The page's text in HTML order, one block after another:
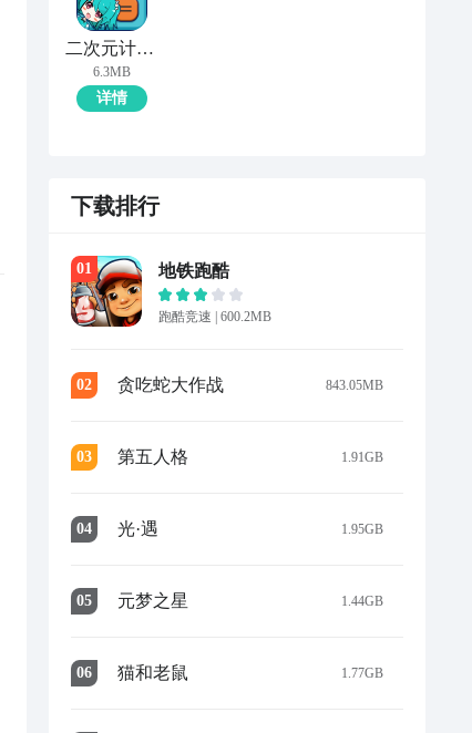
二次元计算器
6.3MB
详情
下载排行
01 地铁跑酷
跑酷竞速 | 600.2MB
02 贪吃蛇大作战 843.05MB
03 第五人格 1.91GB
04 光·遇 1.95GB
05 元梦之星 1.44GB
06 猫和老鼠 1.77GB